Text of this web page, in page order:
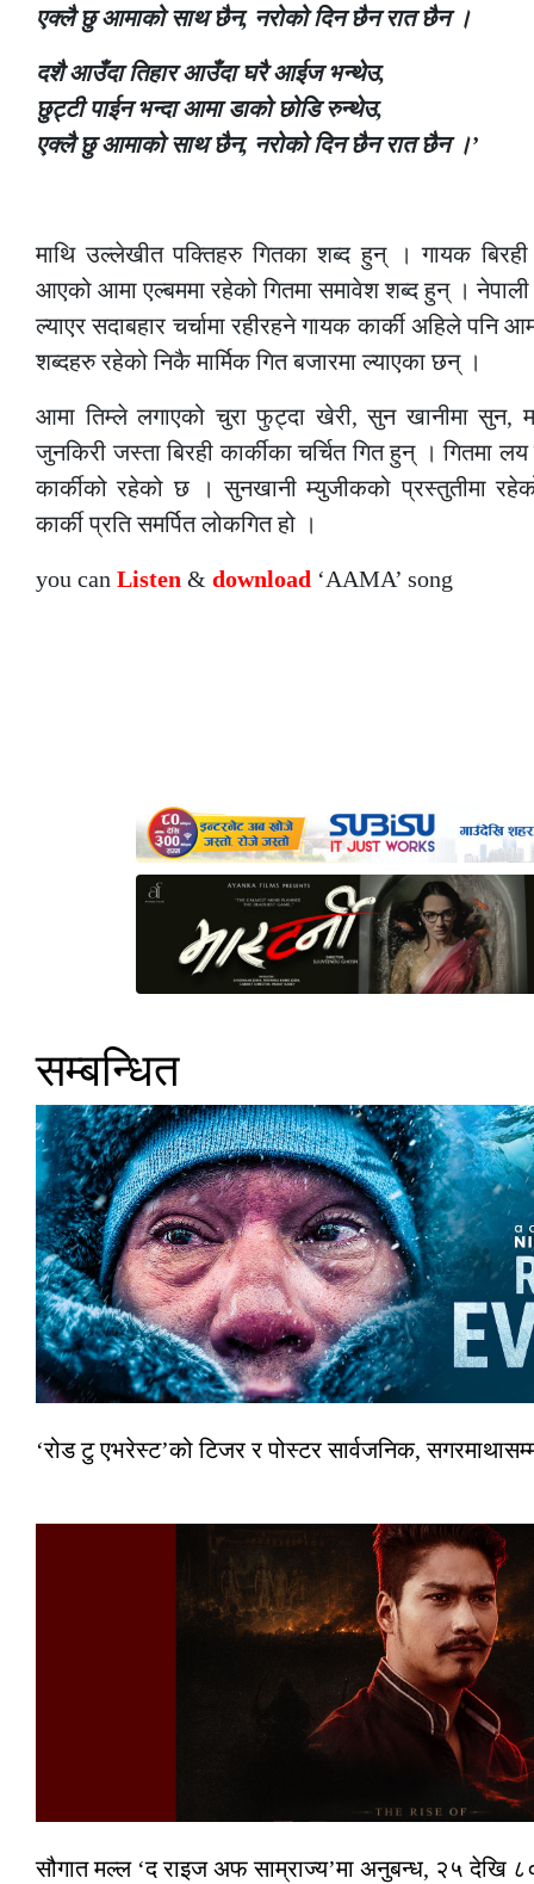
एक्लै छु आमाको साथ छैन, नरोको दिन छैन रात छैन ।
दशै आउँदा तिहार आउँदा घरै आईज भन्थेउ,
छुट्टी पाईन भन्दा आमा डाको छोडि रुन्थेउ,
एक्लै छु आमाको साथ छैन, नरोको दिन छैन रात छैन ।’
माथि उल्लेखीत पक्तिहरु गितका शब्द हुन् । गायक बिरही
आएको आमा एल्बममा रहेको गितमा समावेश शब्द हुन् । नेपाली
ल्याएर सदाबहार चर्चामा रहीरहने गायक कार्की अहिले पनि
शब्दहरु रहेको निकै मार्मिक गित बजारमा ल्याएका छन् ।
आमा तिम्ले लगाएको चुरा फुट्दा खेरी, सुन खानीमा सुन,
जुनकिरी जस्ता बिरही कार्कीका चर्चित गित हुन् । गितमा
कार्कीको रहेको छ । सुनखानी म्युजीकको प्रस्तुतीमा
कार्की प्रति समर्पित लोकगित हो ।
you can Listen & download ‘AAMA’ song
सम्बन्धित
‘रोड टु एभरेस्ट’को टिजर र पोस्टर सार्वजनिक,
सौगात मल्ल ‘द राइज अफ साम्राज्य’मा अनुबन्ध, २५ देखि